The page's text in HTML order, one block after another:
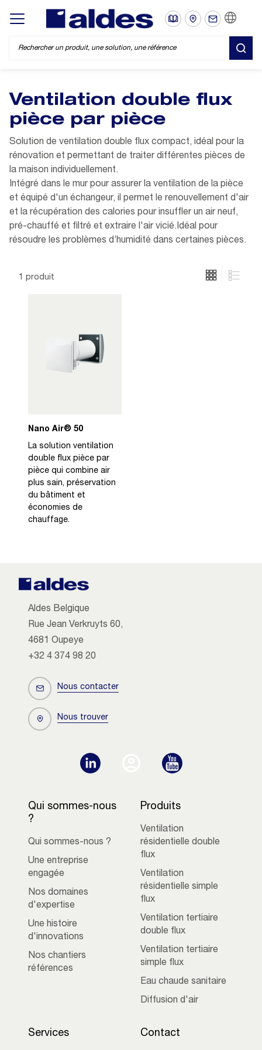
Display/hide main menu
Ventilation double flux
pièce par pièce
Solution de ventilation double flux compact, idéal pour la
rénovation et permettant de traiter différentes pièces de
la maison individuellement.
Intégré dans le mur pour assurer la ventilation de la pièce
et équipé d'un échangeur, il permet le renouvellement d'air
et la récupération des calories pour insuffler un air neuf,
pré-chauffé et filtré et extraire l'air vicié.Idéal pour
résoudre les problèmes d’humidité dans certaines pièces.
1 produit
Nano Air® 50
La solution ventilation
double flux pièce par
pièce qui combine air
plus sain, préservation
du bâtiment et
économies de
chauffage.
Aldes Belgique
Rue Jean Verkruyts 60,
4681 Oupeye
+32 4 374 98 20
Nous contacter
Nous trouver
Qui sommes-nous
?
Qui sommes-nous ?
Une entreprise
engagée
Nos domaines
d'expertise
Une histoire
d'innovations
Nos chantiers
références
Produits
Ventilation
résidentielle double
flux
Ventilation
résidentielle simple
flux
Ventilation tertiaire
double flux
Ventilation tertiaire
simple flux
Eau chaude sanitaire
Diffusion d'air
Services Contact